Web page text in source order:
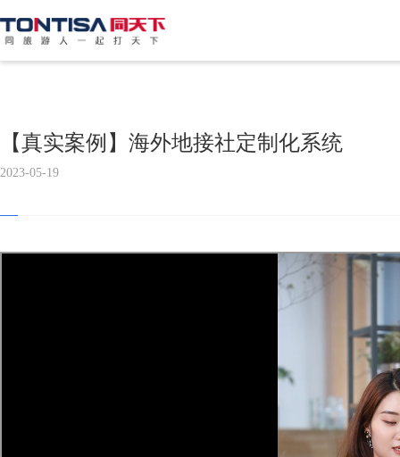
【真实案例】海外地接社定制化系统
2023-05-19